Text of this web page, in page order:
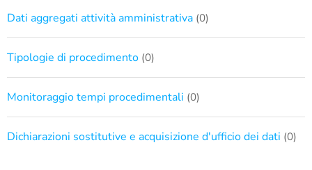
Dati aggregati attività amministrativa (0)
Tipologie di procedimento (0)
Monitoraggio tempi procedimentali (0)
Dichiarazioni sostitutive e acquisizione d'ufficio dei dati (0)